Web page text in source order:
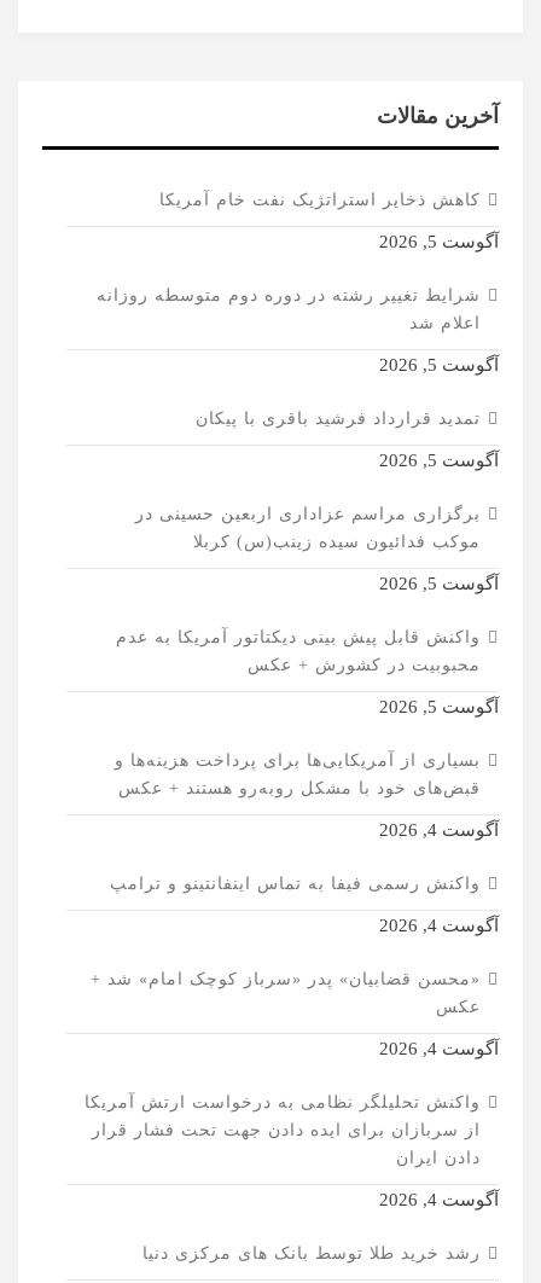
آخرین مقالات
کاهش ذخایر استراتژیک نفت خام آمریکا
آگوست 5, 2026
شرایط تغییر رشته در دوره دوم متوسطه روزانه
اعلام شد
آگوست 5, 2026
تمدید قرارداد فرشید باقری با پیکان
آگوست 5, 2026
برگزاری مراسم عزاداری اربعین حسینی در
موکب فدائیون سیده زینب(س) کربلا
آگوست 5, 2026
واکنش قابل پیش بینی دیکتاتور آمریکا به عدم
محبوبیت در کشورش + عکس
آگوست 5, 2026
بسیاری از آمریکایی‌ها برای پرداخت هزینه‌ها و
قبض‌های خود با مشکل روبه‌رو هستند + عکس
آگوست 4, 2026
واکنش رسمی فیفا به تماس اینفانتینو و ترامپ
آگوست 4, 2026
«محسن قضابیان» پدر «سرباز کوچک امام» شد +
عکس
آگوست 4, 2026
واکنش تحلیلگر نظامی به درخواست ارتش آمریکا
از سربازان برای ایده دادن جهت تحت فشار قرار
دادن ایران
آگوست 4, 2026
رشد خرید طلا توسط بانک های مرکزی دنیا